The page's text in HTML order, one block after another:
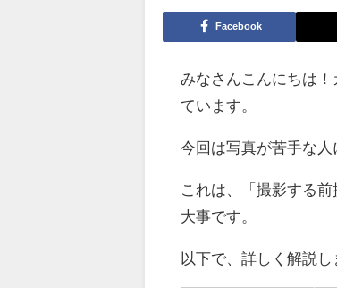
Facebook
みなさんこんにちは
ています。
今回は写真が苦手な人
これは、「撮影する
大事です。
以下で、詳しく解説